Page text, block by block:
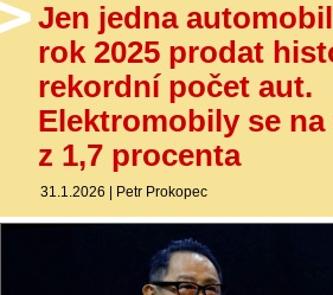
Jen jedna
rok 2025 prodat
rekordní počet aut.
Elektromobily se
z 1,7 procenta
31.1.2026 | Petr Prokopec